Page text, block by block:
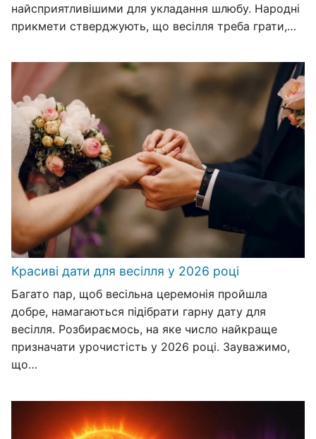
найсприятливішими для укладання шлюбу. Народні
прикмети стверджують, що весілля треба грати,…
Красиві дати для весілля у 2026 році
Багато пар, щоб весільна церемонія пройшла
добре, намагаються підібрати гарну дату для
весілля. Розбираємось, на яке число найкраще
призначати урочистість у 2026 році. Зауважимо,
що…